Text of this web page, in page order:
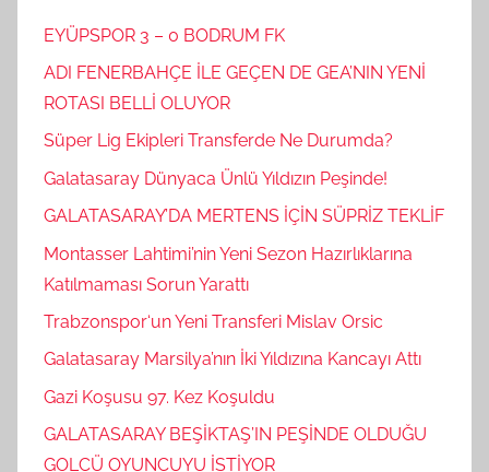
EYÜPSPOR 3 – 0 BODRUM FK
ADI FENERBAHÇE İLE GEÇEN DE GEA’NIN YENİ
ROTASI BELLİ OLUYOR
Süper Lig Ekipleri Transferde Ne Durumda?
Galatasaray Dünyaca Ünlü Yıldızın Peşinde!
GALATASARAY’DA MERTENS İÇİN SÜPRİZ TEKLİF
Montasser Lahtimi’nin Yeni Sezon Hazırlıklarına
Katılmaması Sorun Yarattı
Trabzonspor‘un Yeni Transferi Mislav Orsic
Galatasaray Marsilya’nın İki Yıldızına Kancayı Attı
Gazi Koşusu 97. Kez Koşuldu
GALATASARAY BEŞİKTAŞ’IN PEŞİNDE OLDUĞU
GOLCÜ OYUNCUYU İSTİYOR